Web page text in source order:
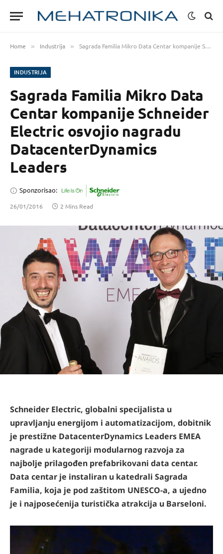
Home » Industrija » Sagrada Familia Mikro Data Centar kompanije Schneider Electric osvojio nagradu DatacenterDynamics Leaders
INDUSTRIJA
Sagrada Familia Mikro Data
Centar kompanije Schneider
Electric osvojio nagradu
DatacenterDynamics
Leaders
Sponzorisao:
26/01/2016 2 Mins Read
Schneider Electric, globalni specijalista u
upravljanju energijom i automatizacijom, dobitnik
je prestižne DatacenterDynamics Leaders EMEA
nagrade u kategoriji modularnog razvoja za
najbolje prilagođen prefabrikovani data centar.
Data centar je instaliran u katedrali Sagrada
Familia, koja je pod zaštitom UNESCO-a, a ujedno
je i najposećenija turistička atrakcija u Barseloni.